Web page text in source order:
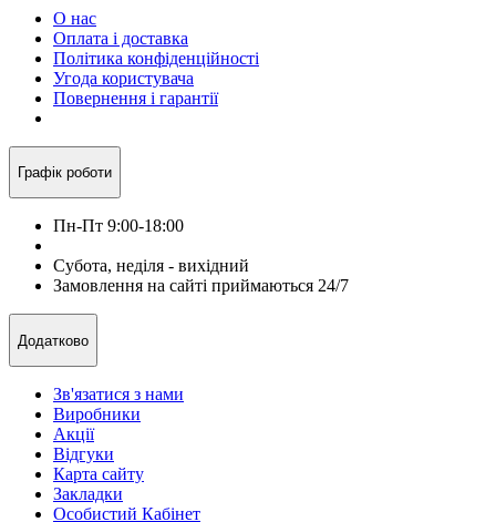
О нас
Оплата і доставка
Політика конфіденційності
Угода користувача
Повернення і гарантії
Графік роботи
Пн-Пт 9:00-18:00
Субота, неділя - вихідний
Замовлення на сайті приймаються 24/7
Додатково
Зв'язатися з нами
Виробники
Акції
Відгуки
Карта сайту
Закладки
Особистий Кабінет